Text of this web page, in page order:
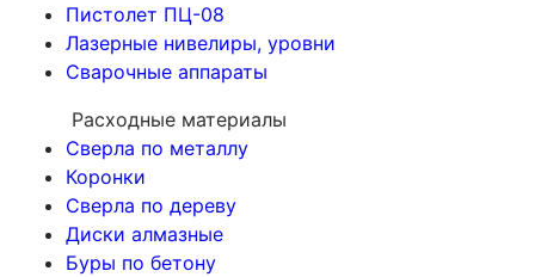
Пистолет ПЦ-08
Лазерные нивелиры, уровни
Сварочные аппараты
Расходные материалы
Сверла по металлу
Коронки
Сверла по дереву
Диски алмазные
Буры по бетону